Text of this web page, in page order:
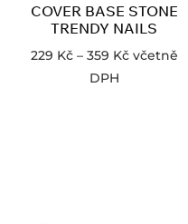
COVER BASE STONE
TRENDY NAILS
229 Kč – 359 Kč včetně
DPH